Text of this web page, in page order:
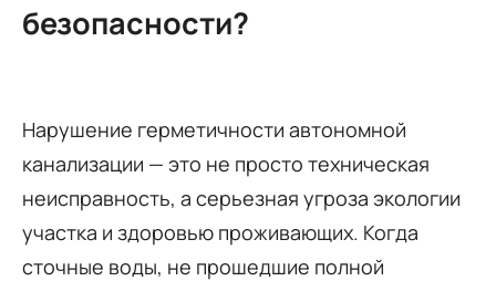
безопасности?
Нарушение герметичности автономной
канализации — это не просто техническая
неисправность, а серьезная угроза экологии
участка и здоровью проживающих. Когда
сточные воды, не прошедшие полной